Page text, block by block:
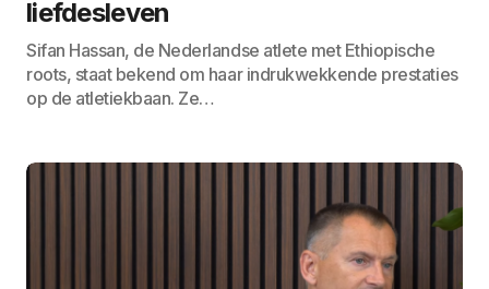
liefdesleven
Sifan Hassan, de Nederlandse atlete met Ethiopische
roots, staat bekend om haar indrukwekkende prestaties
op de atletiekbaan. Ze…